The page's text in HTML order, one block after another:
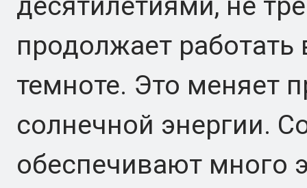
продолжает работать
темноте. Это меняет
солнечной энергии.
обеспечивают много